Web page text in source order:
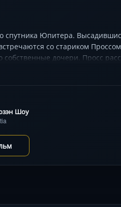
спутника Юпитера.
со стариком
дочери. Просс
переселиться на
Шоу